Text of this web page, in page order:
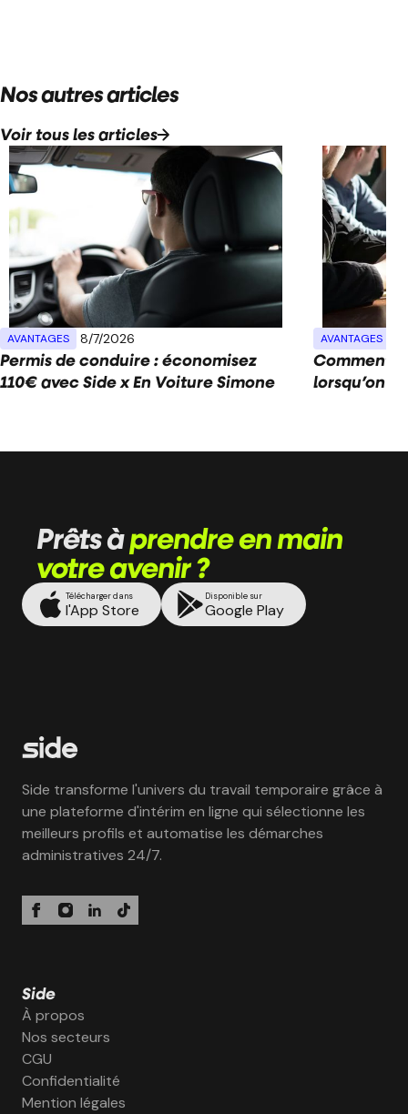
Nos autres articles
Voir tous les articles
AVANTAGES 8/7/2026
Permis de conduire : économisez
110€ avec Side x En Voiture Simone
AVANTAGES
Comment
lorsqu’on
Prêts àprendre en main
votre avenir ?
Télécharger dans
l'App Store
Disponible sur
Google Play
Side transforme l'univers du travail temporaire grâce à
une plateforme d'intérim en ligne qui sélectionne les
meilleurs profils et automatise les démarches
administratives 24/7.
Side
À propos
Nos secteurs
CGU
Confidentialité
Mention légales